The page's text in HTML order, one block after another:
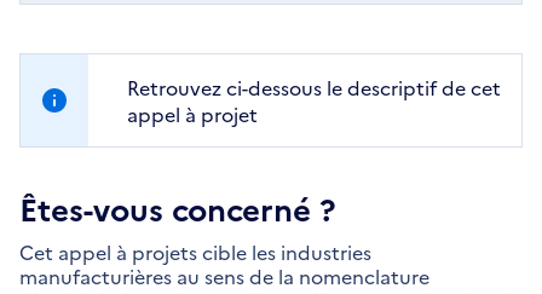
Retrouvez ci-dessous le descriptif de cet
appel à projet
Êtes-vous concerné ?
Cet appel à projets cible les industries
manufacturières au sens de la nomenclature